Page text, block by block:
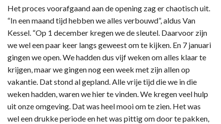
Het proces voorafgaand aan de opening zag er chaotisch uit.
“In een maand tijd hebben we alles verbouwd”, aldus Van
Kessel. “Op 1 december kregen we de sleutel. Daarvoor zijn
we wel een paar keer langs geweest om te kijken. En 7 januari
gingen we open. We hadden dus vijf weken om alles klaar te
krijgen, maar we gingen nog een week met zijn allen op
vakantie. Dat stond al gepland. Alle vrije tijd die we in die
weken hadden, waren we hier te vinden. We kregen veel hulp
uit onze omgeving. Dat was heel mooi om te zien. Het was
wel een drukke periode en het was pittig om door te pakken,